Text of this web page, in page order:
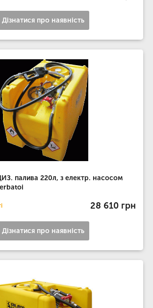
Дізнатися про наявність
палива 220л, з електр. насосом
28 610 грн
Дізнатися про наявність